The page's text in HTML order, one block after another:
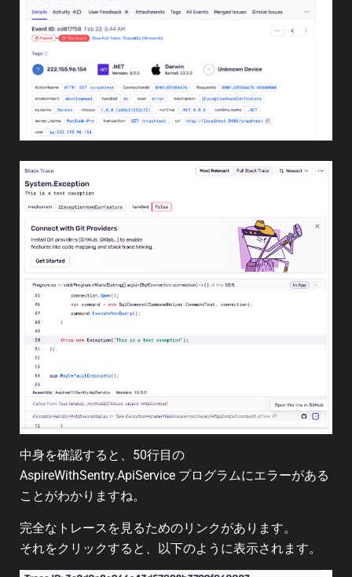
中身を確認すると、50行目の
AspireWithSentry.ApiService プログラムにエラーがある
ことがわかりますね。
完全なトレースを見るためのリンクがあります。
それをクリックすると、以下のように表示されます。